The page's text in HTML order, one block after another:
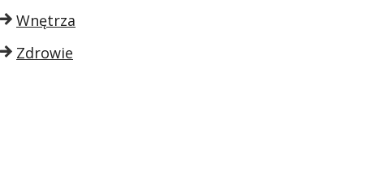
Wnętrza
Zdrowie